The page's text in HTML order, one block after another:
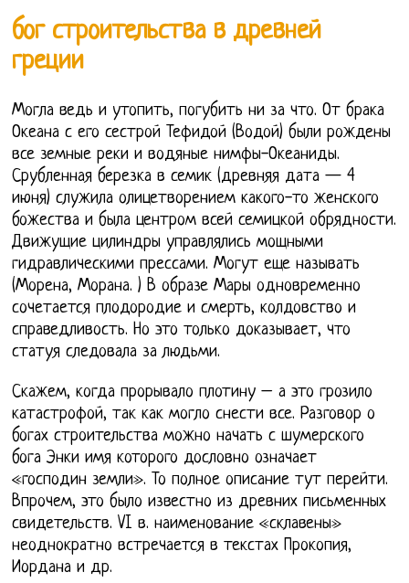
бог строительства в древней
греции
Могла ведь и утопить, погубить ни за что. От брака
Океана с его сестрой Тефидой (Водой) были рождены
все земные реки и водяные нимфы-Океаниды.
Срубленная березка в семик (древняя дата — 4
июня) служила олицетворением какого-то женского
божества и была центром всей семицкой обрядности.
Движущие цилиндры управлялись мощными
гидравлическими прессами. Могут еще называть
(Морена, Морана. ) В образе Мары одновременно
сочетается плодородие и смерть, колдовство и
справедливость. Но это только доказывает, что
статуя следовала за людьми.
Скажем, когда прорывало плотину – а это грозило
катастрофой, так как могло снести все. Разговор о
богах строительства можно начать с шумерского
бога Энки имя которого дословно означает
«господин земли». То полное описание тут перейти.
Впрочем, это было известно из древних письменных
свидетельств. VI в. наименование «склавены»
неоднократно встречается в текстах Прокопия,
Иордана и др.